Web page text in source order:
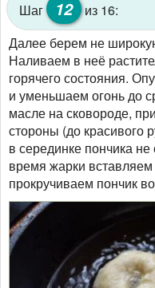
Шаг 12 из 16:
Далее берем не
Наливаем в неё
горячего состояния.
и уменьшаем огонь до
масле на сковороде,
стороны (до красивого
в серединке пончика
время жарки
прокручиваем пончик